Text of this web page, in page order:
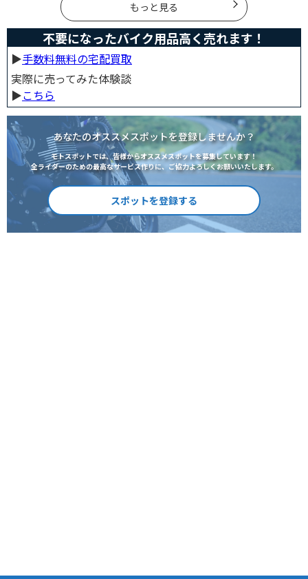
ました。サブスクサービスを利用すれば全ての雑誌をお
得に読むことができるのでオススメです。
もっと見る
不要になったバイク用品高く売れます！
▶︎手数料無料の宅配買取
実際に売ってみた体験談
▶︎こちら
あなたのオススメスポットを登録しませんか？
モトスポットでは、皆様からオススメスポットを募集しています！
全ライダーのための最高なサービス作りに、ご協力よろしくお願いいたします。
スポットを登録する